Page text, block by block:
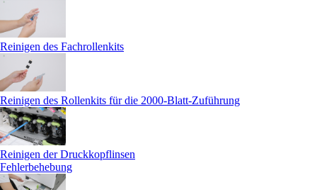
Reinigen des Fachrollenkits
Reinigen des Rollenkits für die 2000-Blatt-Zuführung
Reinigen der Druckkopflinsen
Fehlerbehebung